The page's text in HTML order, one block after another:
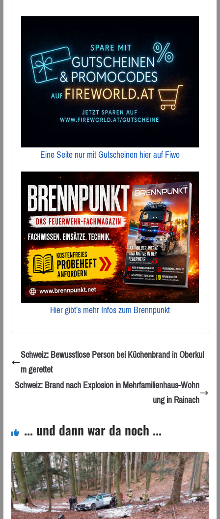
Eine Seite nur mit Gutscheinen hier auf Fiwo
Hier gibt’s mehr Infos zum Brennpunkt
Schweiz: Bewusstlose Person bei Küchenbrand in Oberkul
m gerettet
Schweiz: Brand nach Explosion in Mehrfamilienhaus-Wohn
ung in Rainach
... und dann war da noch ...